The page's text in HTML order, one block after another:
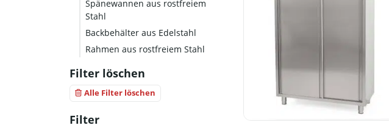
Spänewannen aus rostfreiem
Stahl
Backbehälter aus Edelstahl
Rahmen aus rostfreiem Stahl
Filter löschen
Alle Filter löschen
Filter